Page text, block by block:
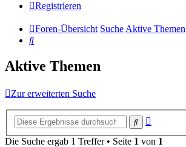
Registrieren
Foren-Übersicht SucheAktive Themen
Suche
Aktive Themen
Zur erweiterten Suche
Suche
Die Suche ergab 1 Treffer • Seite 1 von 1